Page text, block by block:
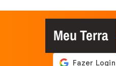
Meu Terra